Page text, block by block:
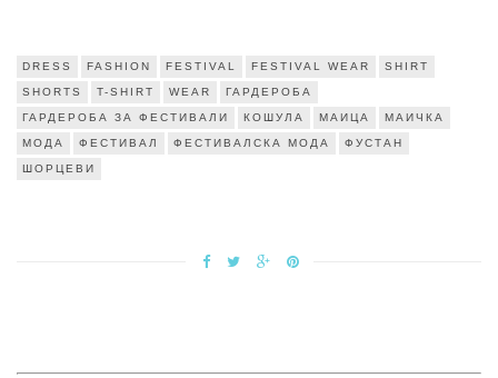
DRESS FASHION FESTIVAL FESTIVAL WEAR SHIRT
SHORTS T-SHIRT WEAR ГАРДЕРОБА
ГАРДЕРОБА ЗА ФЕСТИВАЛИ КОШУЛА МАИЦА МАИЧКА
МОДА ФЕСТИВАЛ ФЕСТИВАЛСКА МОДА ФУСТАН
ШОРЦЕВИ